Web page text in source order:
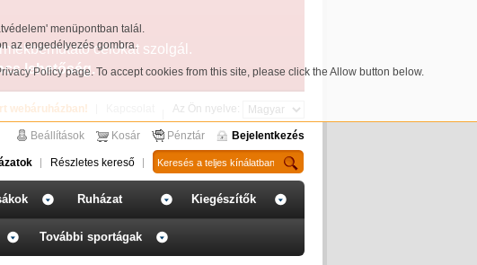
menüpontban talál.
az engedélyezés gombra.
Policy page. To accept cookies from this site, please click the Allow button below.
célokat szolgál.
lehetőség.
webáruházban! Az Ön nyelve:
Beállítások Kosár Pénztár Bejelentkezés
Részletes kereső
Ruházat Kiegészítők
További sportágak